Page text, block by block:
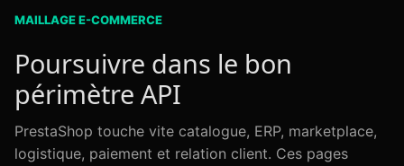
MAILLAGE E-COMMERCE
Poursuivre dans le bon
périmètre API
PrestaShop touche vite catalogue, ERP, marketplace,
logistique, paiement et relation client. Ces pages